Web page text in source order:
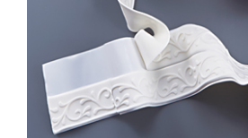
ΛΕΠΤΟΜΈΡΕΙΕΣ